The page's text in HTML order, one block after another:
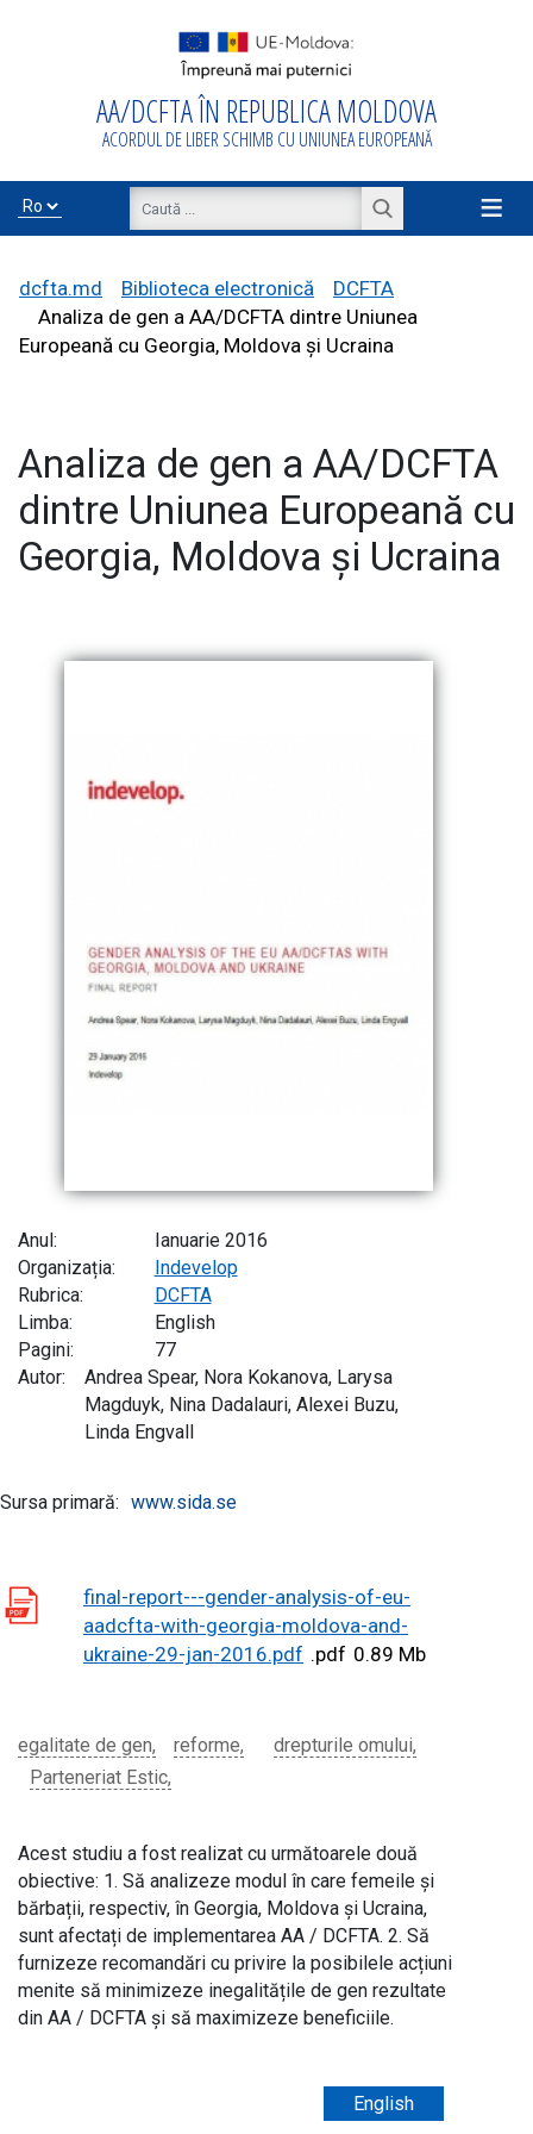
AA/DCFTA ÎN REPUBLICA MOLDOVA
ACORDUL DE LIBER SCHIMB CU UNIUNEA EUROPEANĂ
≡
Proiecte de
asistență
dcfta.md Biblioteca electronică
DCFTA
Analiza de gen a AA/DCFTA dintre Uniunea
Europeană cu Georgia, Moldova și Ucraina
Analiza de gen a AA/DCFTA
dintre Uniunea Europeană cu
Georgia, Moldova și Ucraina
Anul:
Ianuarie 2016
Organizația:
Indevelop
Rubrica:
DCFTA
Limba:
English
Pagini:
77
Autor:
Andrea Spear, Nora Kokanova, Larysa
Magduyk, Nina Dadalauri, Alexei Buzu,
Linda Engvall
Sursa primară: www.sida.se
final-report---gender-analysis-of-eu-
aadcfta-with-georgia-moldova-and-
ukraine-29-jan-2016.pdf .pdf 0.89 Mb
egalitate de gen reforme
drepturile omului
Parteneriat Estic
Acest studiu a fost realizat cu următoarele două
obiective: 1. Să analizeze modul în care femeile și
bărbații, respectiv, în Georgia, Moldova și Ucraina,
sunt afectați de implementarea AA / DCFTA. 2. Să
furnizeze recomandări cu privire la posibilele acțiuni
menite să minimizeze inegalitățile de gen rezultate
din AA / DCFTA și să maximizeze beneficiile.
English